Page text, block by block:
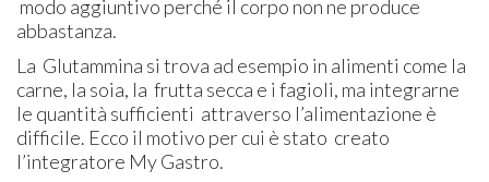
modo aggiuntivo perché il corpo non ne produce
abbastanza.
La Glutammina si trova ad esempio in alimenti come la
carne, la soia, la frutta secca e i fagioli, ma integrarne
le quantità sufficienti attraverso l’alimentazione è
difficile. Ecco il motivo per cui è stato creato
l’integratore My Gastro.